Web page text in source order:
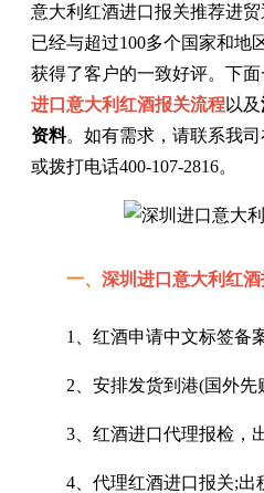
意大利红酒进口报关推荐进
已经与超过100多个国家和地
获得了客户的一致好评。下
进口意大利红酒报关流程以及
资料。如有需求，请联系我
或拨打电话400-107-2816。
一、 深圳进口意大利红
1、红酒申请中文标签备案
2、安排发货到港(国外先
3、红酒进口代理报检，出
4、代理红酒进口报关;出